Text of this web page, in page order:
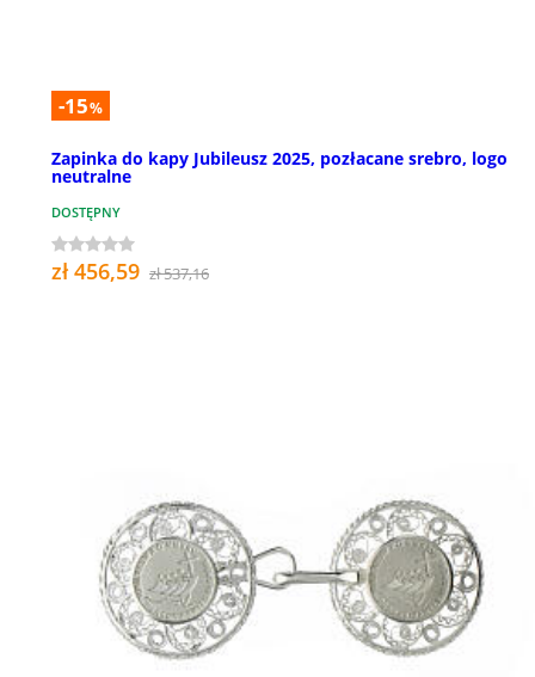
-15%
Zapinka do kapy Jubileusz 2025, pozłacane srebro, logo
neutralne
DOSTĘPNY
zł 456,59 zł 537,16